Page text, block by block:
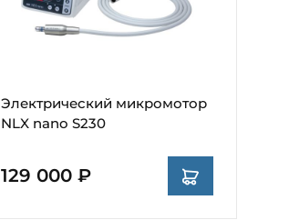
Электрический микромотор
NLX nano S230
129 000 ₽